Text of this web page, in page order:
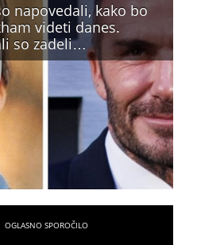
napovedali, kako bo
videti danes.
so zadeli…